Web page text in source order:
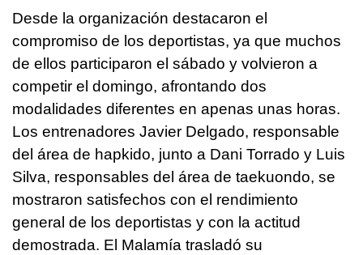
Desde la organización destacaron el
compromiso de los deportistas, ya que muchos
de ellos participaron el sábado y volvieron a
competir el domingo, afrontando dos
modalidades diferentes en apenas unas horas.
Los entrenadores Javier Delgado, responsable
del área de hapkido, junto a Dani Torrado y Luis
Silva, responsables del área de taekuondo, se
mostraron satisfechos con el rendimiento
general de los deportistas y con la actitud
demostrada. El Malamía trasladó su